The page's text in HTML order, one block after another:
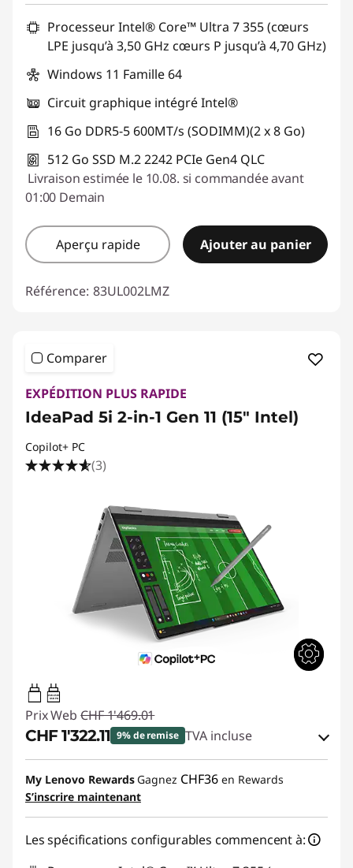
Processeur Intel® Core™ Ultra 7 355 (cœurs
LPE jusqu’à 3,50 GHz cœurs P jusqu’à 4,70 GHz)
Windows 11 Famille 64
Circuit graphique intégré Intel®
16 Go DDR5-5 600MT/s (SODIMM)(2 x 8 Go)
512 Go SSD M.2 2242 PCIe Gen4 QLC
Livraison estimée le 10.08. si commandée avant
01:00 Demain
Aperçu rapide Ajouter au panier
Référence: 83UL002LMZ
Comparer
EXPÉDITION PLUS RAPIDE
IdeaPad 5i 2-in-1 Gen 11 (15" Intel)
Copilot+ PC
(3)
45W-65W
USB PD
Prix Web CHF 1'469.01
CHF 1'322.11 9% de remise TVA incluse
Bons de réduction en ligne :-CHF 146.90
Code de réduction :
My Lenovo Rewards Gagnez CHF36 en Rewards
S’inscrire maintenant
Les spécifications configurables commencent à: